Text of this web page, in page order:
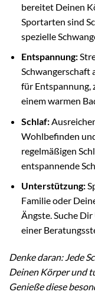
bereitet Deinen
Sportarten sind
spezielle
Entspannung:
Schwangerschaft
für Entspannung,
einem warmen
Schlaf:
Wohlbefinden
regelmäßigen
entspannende
Unterstützung:
Familie oder
Ängste. Suche
einer
Denke daran: Jede
Deinen Körper und
Genieße diese